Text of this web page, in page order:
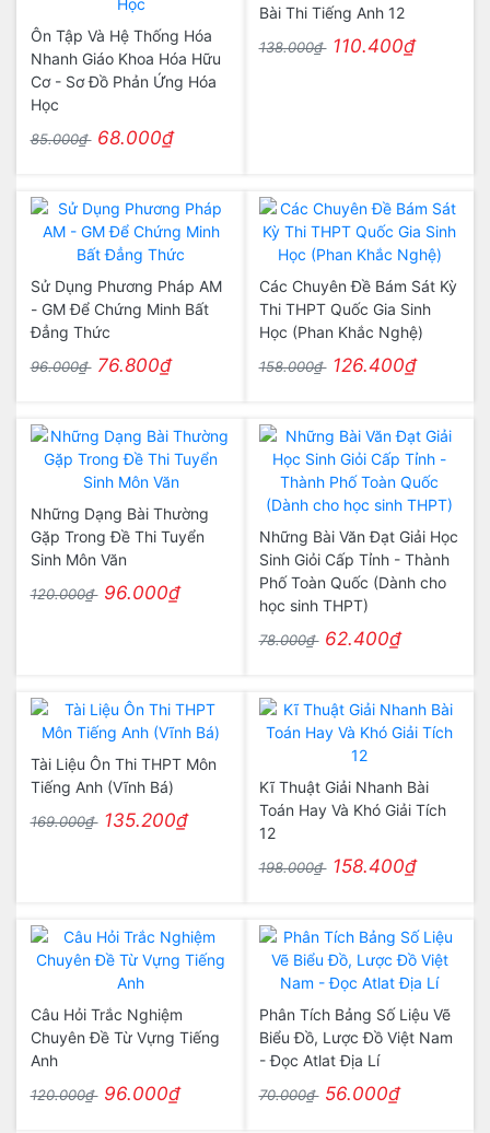
Ôn Tập Và Hệ Thống Hóa
Nhanh Giáo Khoa Hóa Hữu
Cơ - Sơ Đồ Phản Ứng Hóa
Học
85.000₫ 68.000₫
Bài Thi Tiếng Anh 12
138.000₫ 110.400₫
Sử Dụng Phương Pháp AM
- GM Để Chứng Minh Bất
Đẳng Thức
96.000₫ 76.800₫
Các Chuyên Đề Bám Sát Kỳ
Thi THPT Quốc Gia Sinh
Học (Phan Khắc Nghệ)
158.000₫ 126.400₫
Những Dạng Bài Thường
Gặp Trong Đề Thi Tuyển
Sinh Môn Văn
120.000₫ 96.000₫
Những Bài Văn Đạt Giải Học
Sinh Giỏi Cấp Tỉnh - Thành
Phố Toàn Quốc (Dành cho
học sinh THPT)
78.000₫ 62.400₫
Tài Liệu Ôn Thi THPT Môn
Tiếng Anh (Vĩnh Bá)
169.000₫ 135.200₫
Kĩ Thuật Giải Nhanh Bài
Toán Hay Và Khó Giải Tích
12
198.000₫ 158.400₫
Câu Hỏi Trắc Nghiệm
Chuyên Đề Từ Vựng Tiếng
Anh
120.000₫ 96.000₫
Phân Tích Bảng Số Liệu Vẽ
Biểu Đồ, Lược Đồ Việt Nam
- Đọc Atlat Địa Lí
70.000₫ 56.000₫